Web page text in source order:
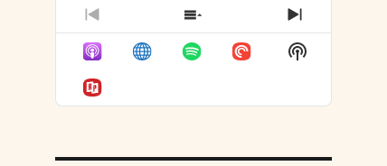
04/08/2026
Tại sao Trung Quốc phủ nhận cuộc gặp với
Ngoại trưởng Nhật Bản?
04/08/2026
03/08/2026
PREVIOUS
EPISODE
SHOW
EPISODES
LIST
NEXT
EPISODE
Show
Podcast